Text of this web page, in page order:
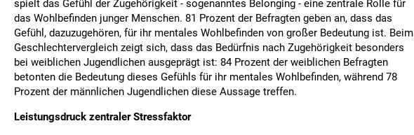
spielt das Gefühl der Zugehörigkeit - sogenanntes Belonging - eine zentrale Rolle für
das Wohlbefinden junger Menschen. 81 Prozent der Befragten geben an, dass das
Gefühl, dazuzugehören, für ihr mentales Wohlbefinden von großer Bedeutung ist. Beim
Geschlechtervergleich zeigt sich, dass das Bedürfnis nach Zugehörigkeit besonders
bei weiblichen Jugendlichen ausgeprägt ist: 84 Prozent der weiblichen Befragten
betonten die Bedeutung dieses Gefühls für ihr mentales Wohlbefinden, während 78
Prozent der männlichen Jugendlichen diese Aussage treffen.
Leistungsdruck zentraler Stressfaktor